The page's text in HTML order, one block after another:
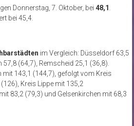
Donnerstag, 7. Oktober, bei 48,1
bei 45,4.
im Vergleich: Düsseldorf 63,5
(64,7), Remscheid 25,1 (36,8).
mit 143,1 (144,7), gefolgt vom Kreis
Kreis Lippe mit 135,2
83,2 (79,3) und Gelsenkirchen mit 68,3